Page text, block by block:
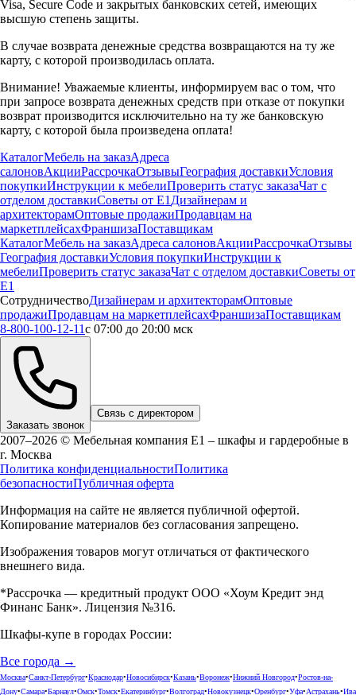
Visa, Secure Code и закрытых банковских сетей, имеющих
высшую степень защиты.
В случае возврата денежные средства возвращаются на ту же
карту, с которой производилась оплата.
Внимание! Уважаемые клиенты, информируем вас о том, что
при запросе возврата денежных средств при отказе от покупки
возврат производится исключительно на ту же банковскую
карту, с которой была произведена оплата!
КаталогМебель на заказАдреса
салоновАкцииРассрочкаОтзывыГеография доставкиУсловия
покупкиИнструкции к мебелиПроверить статус заказаЧат с
отделом доставкиСоветы от Е1 Дизайнерам и
архитекторамОптовые продажиПродавцам на
маркетплейсахФраншизаПоставщикам
КаталогМебель на заказАдреса салоновАкцииРассрочкаОтзывы
География доставкиУсловия покупкиИнструкции к
мебелиПроверить статус заказаЧат с отделом доставкиСоветы от
Е1
СотрудничествоДизайнерам и архитекторамОптовые
продажиПродавцам на маркетплейсахФраншизаПоставщикам
8-800-100-12-11с 07:00 до 20:00 мск
Заказать звонок
Связь с директором
2007–2026 © Мебельная компания Е1 – шкафы и гардеробные в
г. Москва
Политика конфиденциальностиПолитика
безопасностиПубличная оферта
Информация на сайте не является публичной офертой.
Копирование материалов без согласования запрещено.
Изображения товаров могут отличаться от фактического
внешнего вида.
*Рассрочка — кредитный продукт ООО «Хоум Кредит энд
Финанс Банк». Лицензия №316.
Шкафы-купе в городах России:
Все города →
Москва•Санкт-Петербург•Краснодар•Новосибирск•Казань•Воронеж•Нижний Новгород•Ростов-на-
Дону•Самара•Барнаул•Омск•Томск•Екатеринбург•Волгоград•Новокузнецк•Оренбург•Уфа•Астрахань•